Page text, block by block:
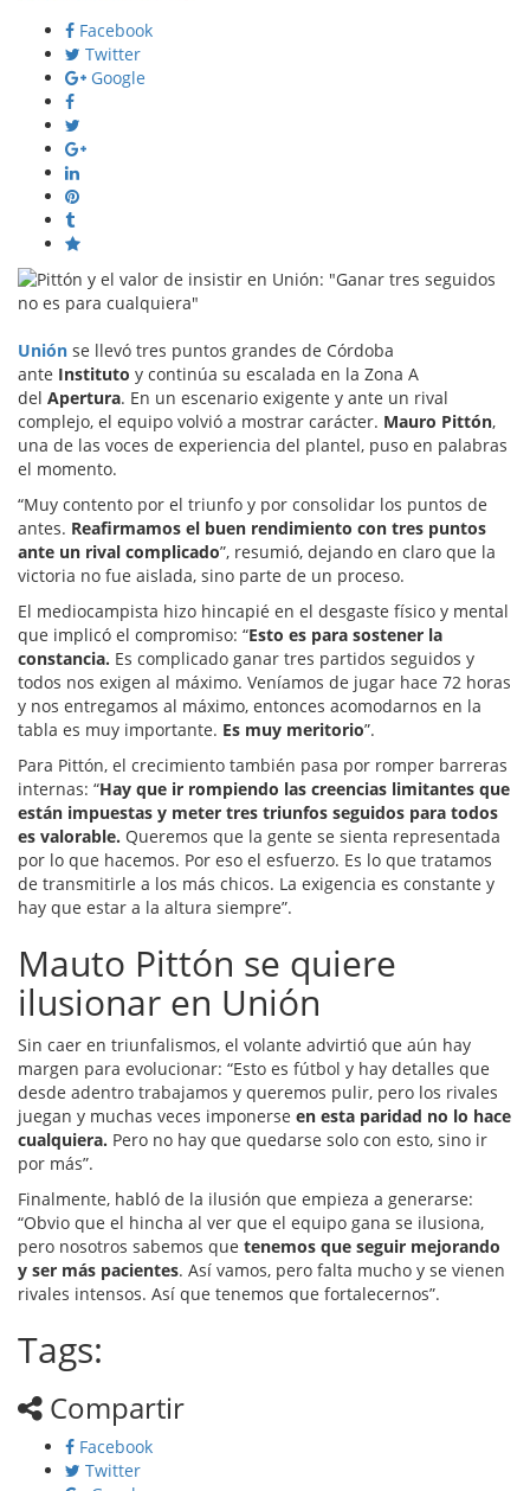
Facebook
Twitter
Google
Unión se llevó tres puntos grandes de Córdoba
ante Instituto y continúa su escalada en la Zona A
del Apertura. En un escenario exigente y ante un rival
complejo, el equipo volvió a mostrar carácter. Mauro Pittón,
una de las voces de experiencia del plantel, puso en palabras
el momento.
“Muy contento por el triunfo y por consolidar los puntos de
antes. Reafirmamos el buen rendimiento con tres puntos
ante un rival complicado”, resumió, dejando en claro que la
victoria no fue aislada, sino parte de un proceso.
El mediocampista hizo hincapié en el desgaste físico y mental
que implicó el compromiso: “Esto es para sostener la
constancia. Es complicado ganar tres partidos seguidos y
todos nos exigen al máximo. Veníamos de jugar hace 72 horas
y nos entregamos al máximo, entonces acomodarnos en la
tabla es muy importante. Es muy meritorio”.
Para Pittón, el crecimiento también pasa por romper barreras
internas: “Hay que ir rompiendo las creencias limitantes que
están impuestas y meter tres triunfos seguidos para todos
es valorable. Queremos que la gente se sienta representada
por lo que hacemos. Por eso el esfuerzo. Es lo que tratamos
de transmitirle a los más chicos. La exigencia es constante y
hay que estar a la altura siempre”.
Mauto Pittón se quiere
ilusionar en Unión
Sin caer en triunfalismos, el volante advirtió que aún hay
margen para evolucionar: “Esto es fútbol y hay detalles que
desde adentro trabajamos y queremos pulir, pero los rivales
juegan y muchas veces imponerse en esta paridad no lo hace
cualquiera. Pero no hay que quedarse solo con esto, sino ir
por más”.
Finalmente, habló de la ilusión que empieza a generarse:
“Obvio que el hincha al ver que el equipo gana se ilusiona,
pero nosotros sabemos que tenemos que seguir mejorando
y ser más pacientes. Así vamos, pero falta mucho y se vienen
rivales intensos. Así que tenemos que fortalecernos”.
Tags:
Compartir
Facebook
Twitter